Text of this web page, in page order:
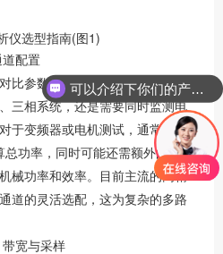
道配置
比参数，而是界定被测对象。你
三相系统，还是需要同时监测电
于变频器或电机测试，通常需要
总功率，同时可能还需额外的通道
械功率和效率。目前主流的高精
道的灵活选配，这为复杂的多路
宽与采样
可以介绍下你们的产品么？